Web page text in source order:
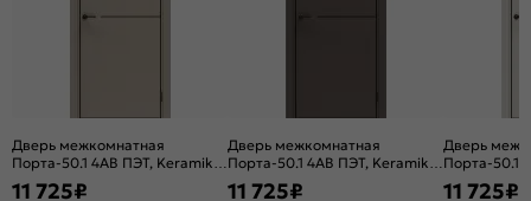
Дверь межкомнатная
Порта-50.1 4AB ПЭТ, Keramik
Beige в комплекте с
11 725₽
Дверь межкомнатная
Порта-50.1 4AB ПЭТ, Keramik
Brown в комплекте с
11 725₽
Дверь
Порта-50.1
Valse в
11 725₽